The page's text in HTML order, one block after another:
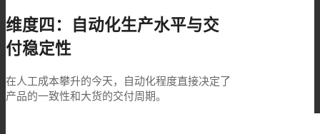
维度四：自动化生产水平与交
付稳定性
在人工成本攀升的今天，自动化程度直接决定了
产品的一致性和大货的交付周期。